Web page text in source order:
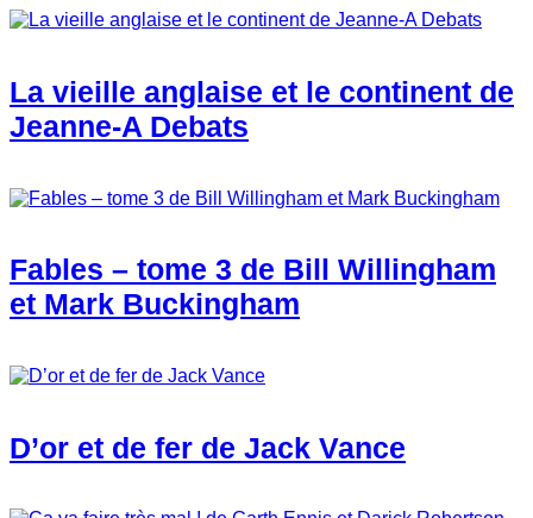
La vieille anglaise et le continent de
Jeanne-A Debats
Fables – tome 3 de Bill Willingham
et Mark Buckingham
D’or et de fer de Jack Vance